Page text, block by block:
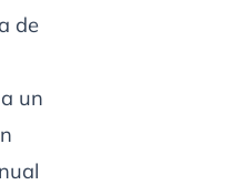
de
un